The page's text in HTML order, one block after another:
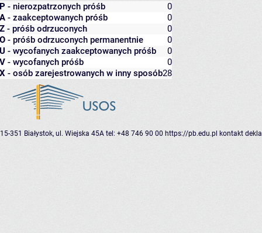
P - nierozpatrzonych próśb
0
A - zaakceptowanych próśb
0
Z - próśb odrzuconych
0
O - próśb odrzuconych permanentnie
0
U - wycofanych zaakceptowanych próśb
0
V - wycofanych próśb
0
X - osób zarejestrowanych w inny sposób28
15-351 Białystok, ul. Wiejska 45A tel: +48 746 90 00 https://pb.edu.pl kontakt